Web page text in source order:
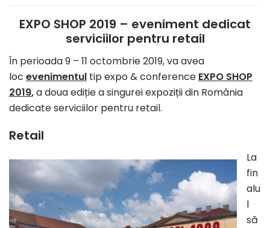
EXPO SHOP 2019 – eveniment dedicat
serviciilor pentru retail
În perioada 9 – 11 octombrie 2019, va avea
loc evenimentul tip expo & conference EXPO SHOP
2019,a doua ediție a singurei expoziții din România
dedicate serviciilor pentru retail.
Retail
La
fin
alu
l
să